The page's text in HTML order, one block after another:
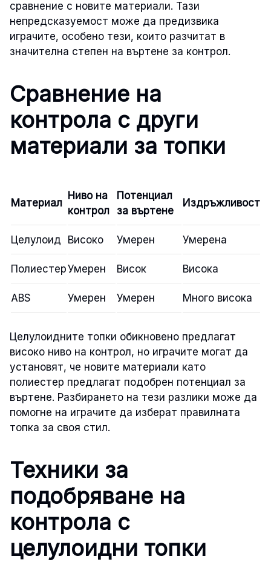
сравнение с новите материали. Тази
непредсказуемост може да предизвика
играчите, особено тези, които разчитат в
значителна степен на въртене за контрол.
Сравнение на
контрола с други
материали за топки
Материал
Ниво на
контрол
Потенциал
за въртене
Издръжливост
Целулоид Високо Умерен Умерена
ПолиестерУмерен Висок Висока
ABS Умерен Умерен Много висока
Целулоидните топки обикновено предлагат
високо ниво на контрол, но играчите могат да
установят, че новите материали като
полиестер предлагат подобрен потенциал за
въртене. Разбирането на тези разлики може да
помогне на играчите да изберат правилната
топка за своя стил.
Техники за
подобряване на
контрола с
целулоидни топки